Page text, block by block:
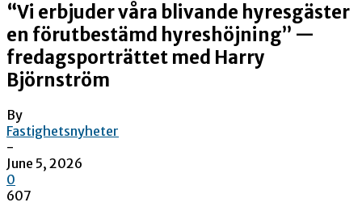
“Vi erbjuder våra blivande hyresgäster
en förutbestämd hyreshöjning” —
fredagsporträttet med Harry
Björnström
By
Fastighetsnyheter
-
June 5, 2026
0
607